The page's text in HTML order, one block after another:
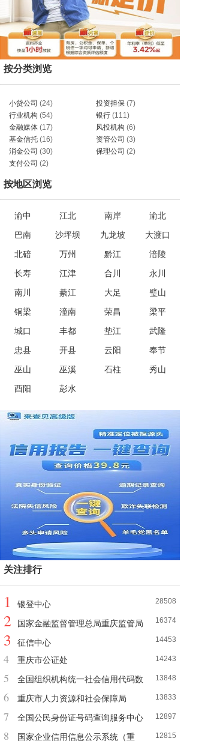
按分类浏览
小贷公司 (24) 投资担保 (7)
行业机构 (54) 银行 (111)
金融媒体 (17) 风投机构 (6)
基金信托 (16) 资管公司 (3)
消金公司 (30) 保理公司 (2)
支付公司 (2)
按地区浏览
渝中 江北 南岸
渝北
巴南
沙坪坝 九龙坡
大渡口
北碚
万州 黔江
涪陵
长寿
江津 合川
永川
南川
綦江 大足
璧山
铜梁
潼南 荣昌
梁平
城口
丰都 垫江
武隆
忠县
开县 云阳
奉节
巫山
巫溪 石柱
秀山
酉阳
彭水
关注排行
28508
1 银登中心
16374
2 国家金融监督管理总局重庆监管局
14453
3 征信中心
14243
4 重庆市公证处
13848
5
全国组织机构统一社会信用代码数
据服务中心
13833
6 重庆市人力资源和社会保障局
12897
7 全国公民身份证号码查询服务中心
12815
8
国家企业信用信息公示系统（重